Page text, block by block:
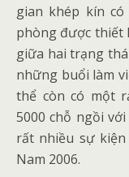
gian khép kín
phòng được thiết
giữa hai trạng
những buổi làm
thể còn có một
5000 chỗ ngồi
rất nhiều sự
Nam 2006.